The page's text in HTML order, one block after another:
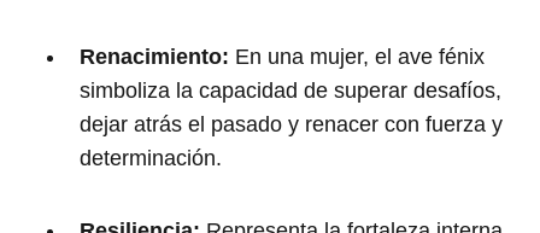
Renacimiento: En una mujer, el ave fénix
simboliza la capacidad de superar desafíos,
dejar atrás el pasado y renacer con fuerza y
determinación.